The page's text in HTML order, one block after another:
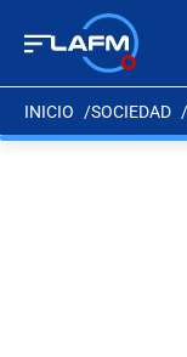
INICIO SOCIEDAD